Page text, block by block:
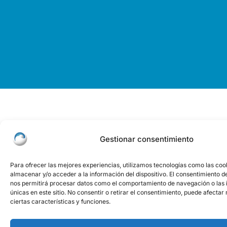
Gestionar consentimiento
Para ofrecer las mejores experiencias, utilizamos tecnologías como las
almacenar y/o acceder a la información del dispositivo. El consentimiento
nos permitirá procesar datos como el comportamiento de navegación o
únicas en este sitio. No consentir o retirar el consentimiento, puede afectar
ciertas características y funciones.